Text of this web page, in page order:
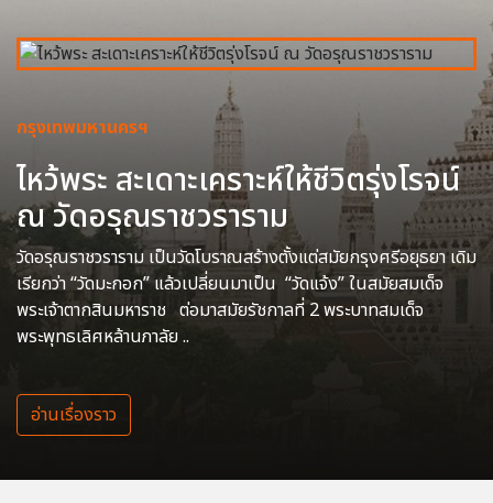
กรุงเทพมหานครฯ
ไหว้พระ สะเดาะเคราะห์ให้ชีวิตรุ่งโรจน์
ณ วัดอรุณราชวราราม
วัดอรุณราชวราราม เป็นวัดโบราณสร้างตั้งแต่สมัยกรุงศรีอยุธยา เดิม
เรียกว่า “วัดมะกอก” แล้วเปลี่ยนมาเป็น “วัดแจ้ง” ในสมัยสมเด็จ
พระเจ้าตากสินมหาราช ต่อมาสมัยรัชกาลที่ 2 พระบาทสมเด็จ
พระพุทธเลิศหล้านภาลัย ..
อ่านเรื่องราว